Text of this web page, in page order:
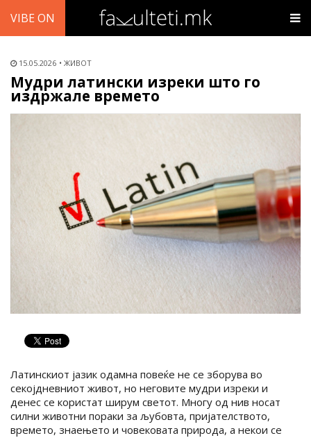
VIBE ON
15.05.2026 ЖИВОТ
Мудри латински изреки што го
издржале времето
Латинскиот јазик одамна повеќе не се зборува во
секојдневниот живот, но неговите мудри изреки и
денес се користат ширум светот. Многу од нив носат
силни животни пораки за љубовта, пријателството,
времето, знаењето и човековата природа, а некои се